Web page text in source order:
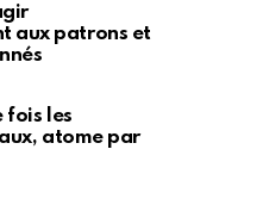
aux patrons et
fois les
atome par